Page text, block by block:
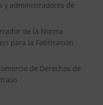
y administradores de
de la Norma
para la Fabricación
de Derechos de